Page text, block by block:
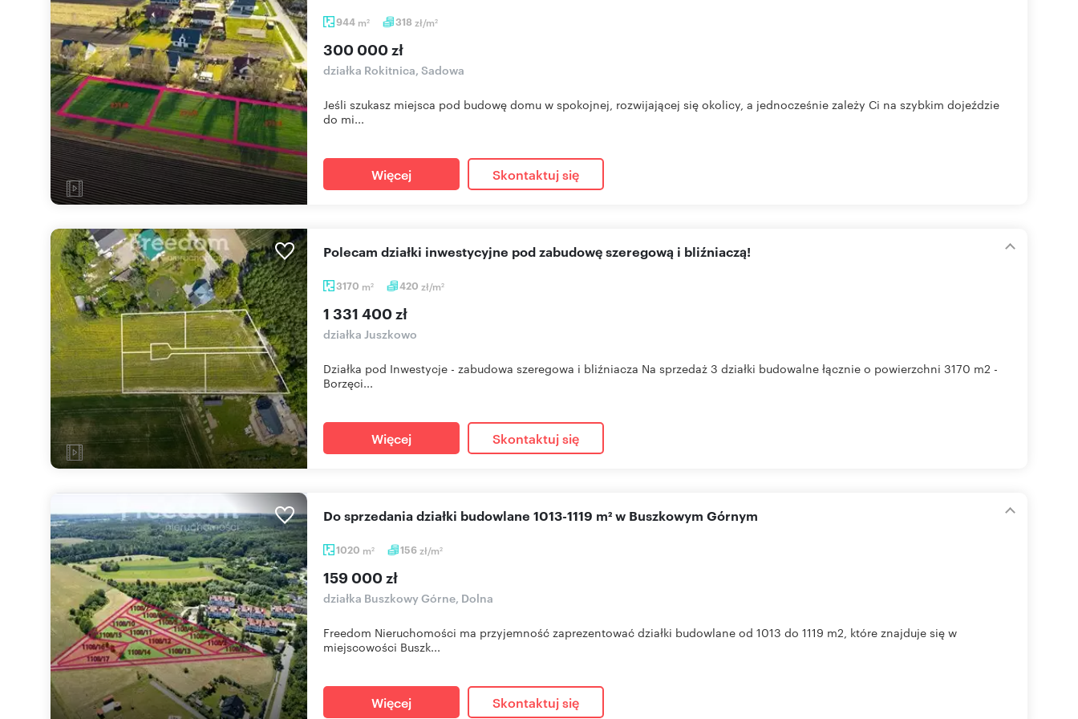
944 m2 318 zł/m2
300 000 zł
działka Rokitnica, Sadowa
Jeśli szukasz miejsca pod budowę domu w spokojnej, rozwijającej się okolicy, a jednocześnie zależy Ci na szybkim dojeździe
do mi...
Więcej Skontaktuj się
3170 m2 420 zł/m2
Polecam działki inwestycyjne pod zabudowę szeregową i bliźniaczą!
1 331 400 zł
działka Juszkowo
Działka pod Inwestycje - zabudowa szeregowa i bliźniacza Na sprzedaż 3 działki budowalne łącznie o powierzchni 3170 m2 -
Borzęci...
Więcej Skontaktuj się
1020 m2 156zł/m2
Do sprzedania działki budowlane 1013-1119 m² w Buszkowym Górnym
159 000 zł
działka Buszkowy Górne, Dolna
Freedom Nieruchomości ma przyjemność zaprezentować działki budowlane od 1013 do 1119 m2, które znajduje się w
miejscowości Buszk...
Więcej Skontaktuj się